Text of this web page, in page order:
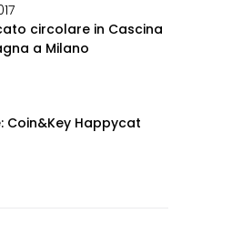
circolare in Cascina
a Milano
Happycat